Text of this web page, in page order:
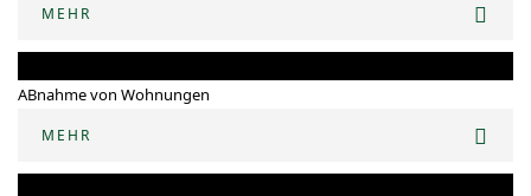
MEHR
ABnahme von Wohnungen
MEHR